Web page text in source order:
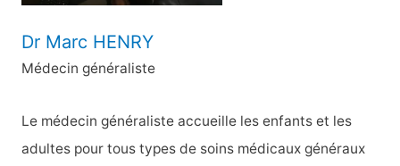
Dr Marc HENRY
Médecin généraliste
Le médecin généraliste accueille les enfants et les
adultes pour tous types de soins médicaux généraux